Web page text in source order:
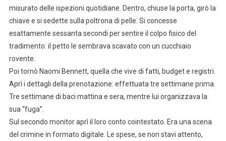
misurato delle ispezioni quotidiane. Dentro, chiuse la porta, girò la
chiave e si sedette sulla poltrona di pelle. Si concesse
esattamente sessanta secondi per sentire il colpo fisico del
tradimento: il petto le sembrava scavato con un cucchiaio
rovente.
Poi tornò Naomi Bennett, quella che vive di fatti, budget e registri.
Aprì i dettagli della prenotazione: effettuata tre settimane prima.
Tre settimane di baci mattina e sera, mentre lui organizzava la
sua “fuga”.
Sul secondo monitor aprì il loro conto cointestato. Era una scena
del crimine in formato digitale. Le spese, se non stavi attento,